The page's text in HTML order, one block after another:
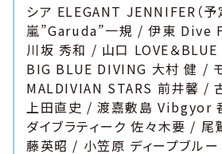
シア ELEGANT JENNIFER（予
嵐”Garuda”一規 / 伊東 Dive
川坂 秀和 / 山口 LOVE＆
BIG BLUE DIVING 大村 健 /
MALDIVIAN STARS 前井馨 /
上田直史 / 渡嘉敷島 Vibgyor
ダイブラティーク 佐々木要 / 尾
藤英昭 / 小笠原 ディープブル